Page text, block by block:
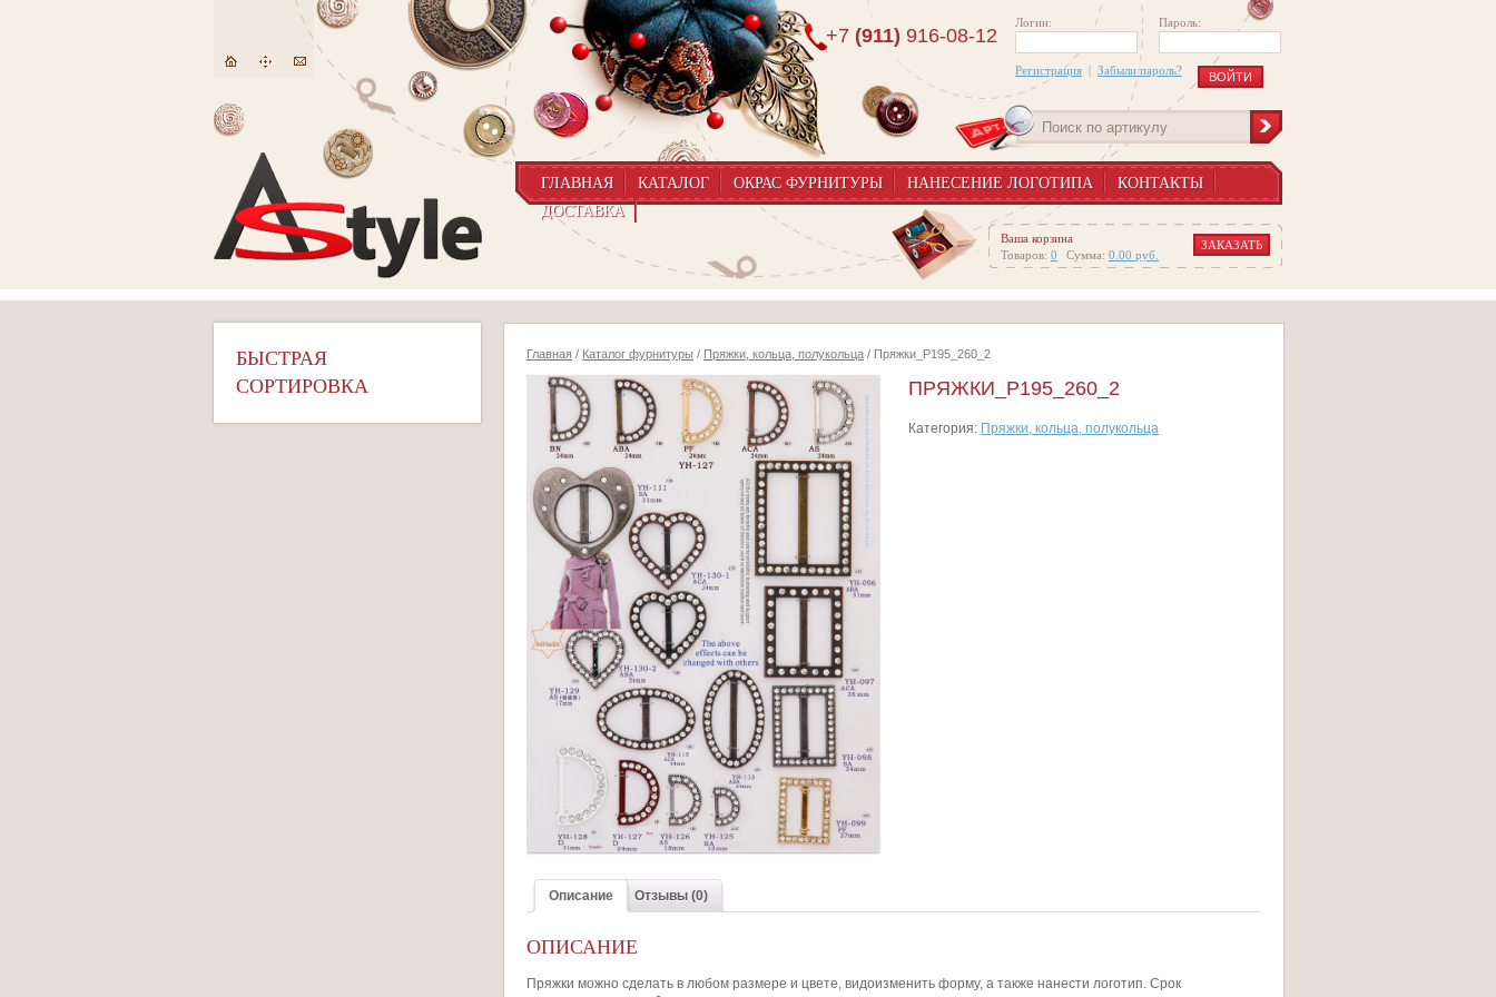
Логин: Пароль:
Регистрация | Забыли пароль?
+7 (911) 916-08-12
ГЛАВНАЯ КАТАЛОГ ОКРАС ФУРНИТУРЫ НАНЕСЕНИЕ ЛОГОТИПА
КОНТАКТЫ
ДОСТАВКА
Ваша корзина
Товаров: 0 Сумма: 0.00 руб.
ЗАКАЗАТЬ
БЫСТРАЯ
СОРТИРОВКА
Главная / Каталог фурнитуры / Пряжки, кольца, полукольца / Пряжки_P195_260_2
ПРЯЖКИ_P195_260_2
Категория: Пряжки, кольца, полукольца
Описание Отзывы (0)
ОПИСАНИЕ
Пряжки можно сделать в любом размере и цвете, видоизменить форму, а также нанести логотип. Срок